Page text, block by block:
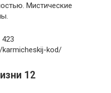
Мистические
karmicheskij-kod/
12